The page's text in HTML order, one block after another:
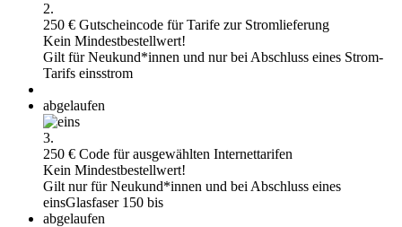
2.
250 € Gutscheincode für Tarife zur Stromlieferung
Kein Mindestbestellwert!
Gilt für Neukund*innen und nur bei Abschluss eines Strom-
Tarifs einsstrom
abgelaufen
3.
250 € Code für ausgewählten Internettarifen
Kein Mindestbestellwert!
Gilt nur für Neukund*innen und bei Abschluss eines
einsGlasfaser 150 bis
abgelaufen